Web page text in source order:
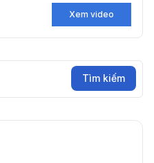
Xem video
Tìm kiếm